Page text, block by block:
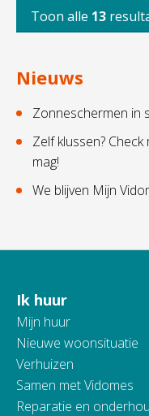
Toon alle 13
Nieuws
Zonneschermen in
Zelf klussen?
mag!
We blijven Mijn
Ik huur
Mijn huur
Nieuwe woonsituatie
Verhuizen
Samen met Vidomes
Reparatie en